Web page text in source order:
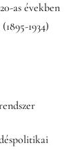
as években
1934)